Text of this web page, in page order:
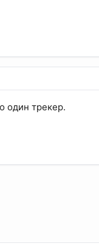
один трекер.